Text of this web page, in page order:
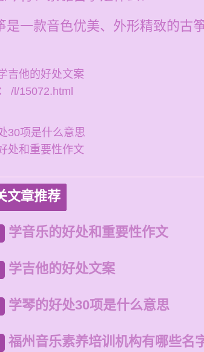
是一款音色优美、外形精致的古
吉他的好处文案
/l/15072.html
30项是什么意思
处和重要性作文
文章推荐
学音乐的好处和重要性作文
学吉他的好处文案
学琴的好处30项是什么意思
福州音乐素养培训机构有哪些名